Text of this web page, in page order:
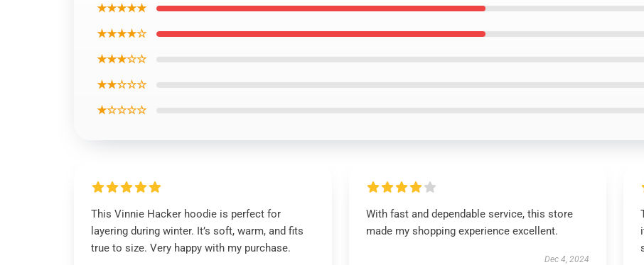
★★★★★
★★★★☆
★★★☆☆
★★☆☆☆
★☆☆☆☆
This Vinnie Hacker hoodie is perfect for
layering during winter. It’s soft, warm, and fits
true to size. Very happy with my purchase.
With fast and dependable service, this store
made my shopping experience excellent.
Dec 4, 2024